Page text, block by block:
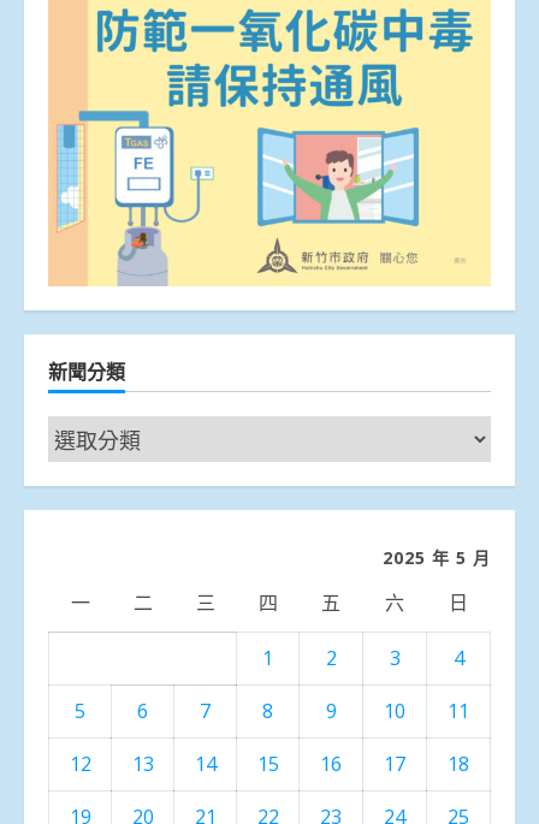
新聞分類
新
聞
分
2025 年 5 月
一 二 三 四 五 六 日
1 2 3
4
5
6 7 8 9 10
11
12
13 14 15 16 17
18
19
20 21 22 23 24
25